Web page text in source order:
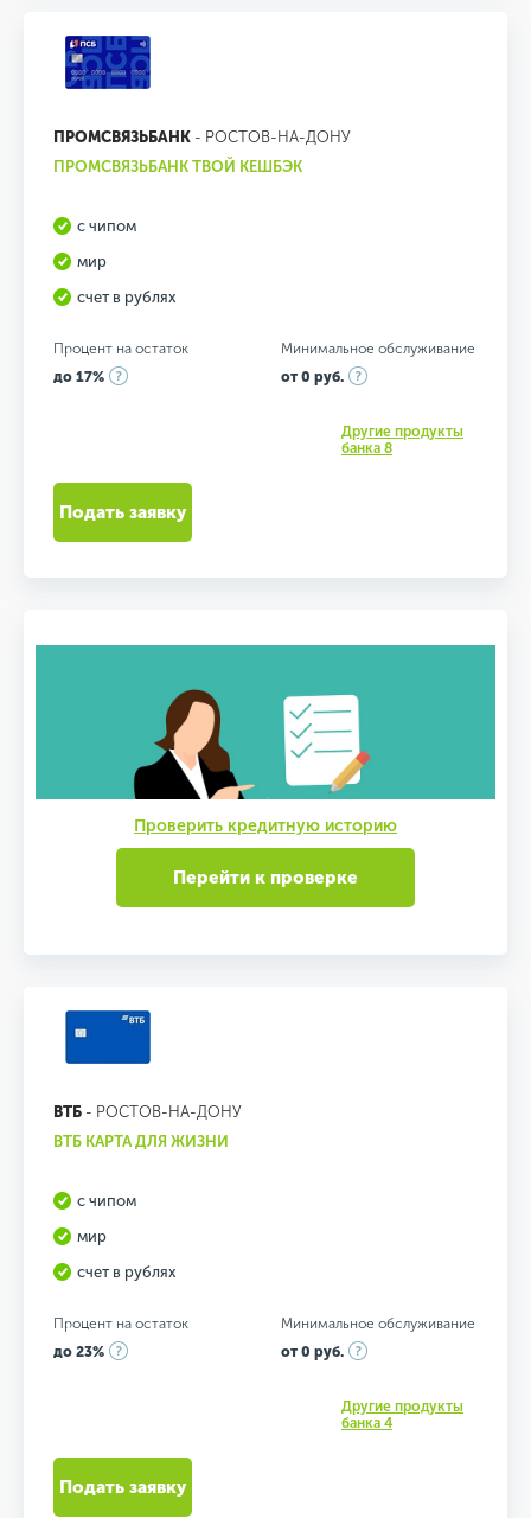
ПРОМСВЯЗЬБАНК - РОСТОВ-НА-ДОНУ
ПРОМСВЯЗЬБАНК ТВОЙ КЕШБЭК
с чипом
мир
счет в рублях
Процент на остаток
до 17%
Минимальное обслуживание
от 0 руб.
Другие продукты
банка 8
Подать заявку
Проверить кредитную историю
Перейти к проверке
ВТБ - РОСТОВ-НА-ДОНУ
ВТБ КАРТА ДЛЯ ЖИЗНИ
с чипом
мир
счет в рублях
Процент на остаток
до 23%
Минимальное обслуживание
от 0 руб.
Другие продукты
банка 4
Подать заявку